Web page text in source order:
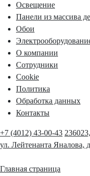
Освещение
Панели из массива
Обои
О компании
Сотрудники
Cookie
Политика
Обработка данных
Контакты
+7 (4012) 43-00-43
ул. Лейтенанта Яналова,
Главная страница